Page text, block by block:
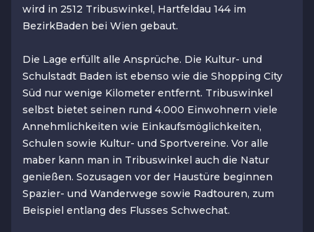
wird in 2512 Tribuswinkel, Hartfeldau 144 im
BezirkBaden bei Wien gebaut.
Die Lage erfüllt alle Ansprüche. Die Kultur- und
Schulstadt Baden ist ebenso wie die Shopping City
Süd nur wenige Kilometer entfernt. Tribuswinkel
selbst bietet seinen rund 4.000 Einwohnern viele
Annehmlichkeiten wie Einkaufsmöglichkeiten,
Schulen sowie Kultur- und Sportvereine. Vor alle
maber kann man in Tribuswinkel auch die Natur
genießen. Sozusagen vor der Haustüre beginnen
Spazier- und Wanderwege sowie Radtouren, zum
Beispiel entlang des Flusses Schwechat.